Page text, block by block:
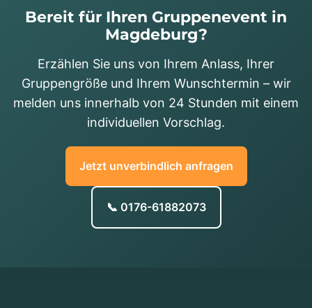
Bereit für Ihren Gruppenevent in
Magdeburg?
Erzählen Sie uns von Ihrem Anlass, Ihrer
Gruppengröße und Ihrem Wunschtermin – wir
melden uns innerhalb von 24 Stunden mit einem
individuellen Vorschlag.
Jetzt unverbindlich anfragen
📞 0176-61882073